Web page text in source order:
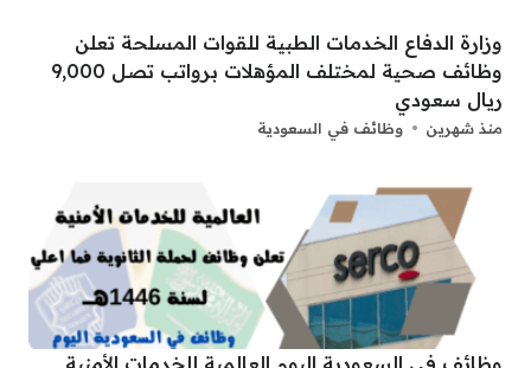
وزارة الدفاع الخدمات الطبية للقوات المسلحة تعلن
وظائف صحية لمختلف المؤهلات برواتب تصل 9,000
ريال سعودي
منذ شهرين وظائف في السعودية
وظائف في السعودية اليوم العالمية للخدمات الأمنية